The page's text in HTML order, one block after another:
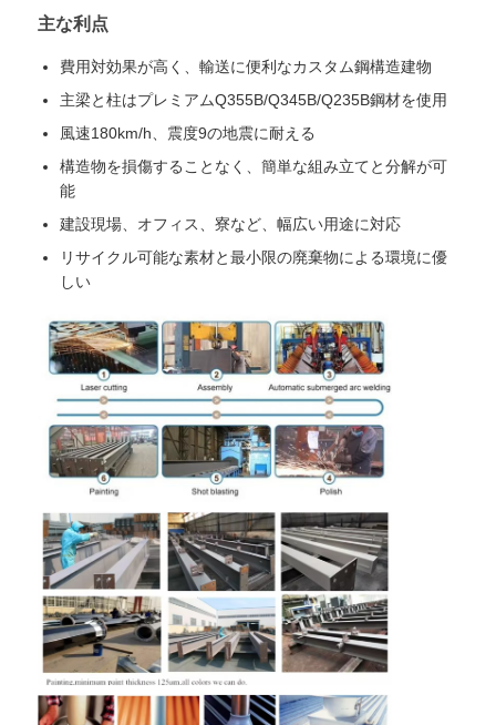
主な利点
費用対効果が高く、輸送に便利なカスタム鋼構造建物
主梁と柱はプレミアムQ355B/Q345B/Q235B鋼材を使用
風速180km/h、震度9の地震に耐える
構造物を損傷することなく、簡単な組み立てと分解が可
能
建設現場、オフィス、寮など、幅広い用途に対応
リサイクル可能な素材と最小限の廃棄物による環境に優
しい